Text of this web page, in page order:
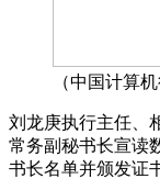
（中国计算
刘龙庚执行主任、
常务副秘书长宣读
书长名单并颁发证